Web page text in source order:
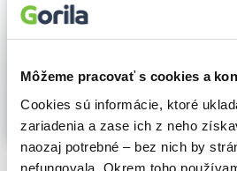
Môžeme pracovať s cookies a
Cookies sú informácie, ktoré
zariadenia a zase ich z neho
naozaj potrebné – bez nich by
nefungovala. Okrem toho
skladaním a
sú dôležitým
Pracovné zošity
pre deti, ktoré